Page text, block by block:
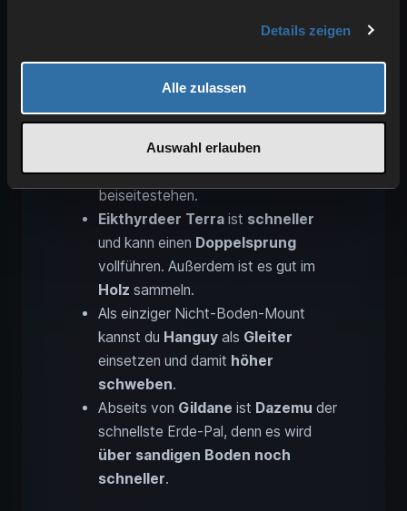
Details zeigen
Alle zulassen
Auswahl erlauben
AuchMammorestist recht
langsam, kann dir aber sowohl beim
Sammeln von Erzen als auch Holz
beiseitestehen.
Eikthyrdeer Terra ist schneller
und kann einen Doppelsprung
vollführen. Außerdem ist es gut im
Holz sammeln.
Als einziger Nicht-Boden-Mount
kannst du Hanguy als Gleiter
einsetzen und damit höher
schweben.
Abseits von Gildane ist Dazemu der
schnellste Erde-Pal, denn es wird
über sandigen Boden noch
schneller.